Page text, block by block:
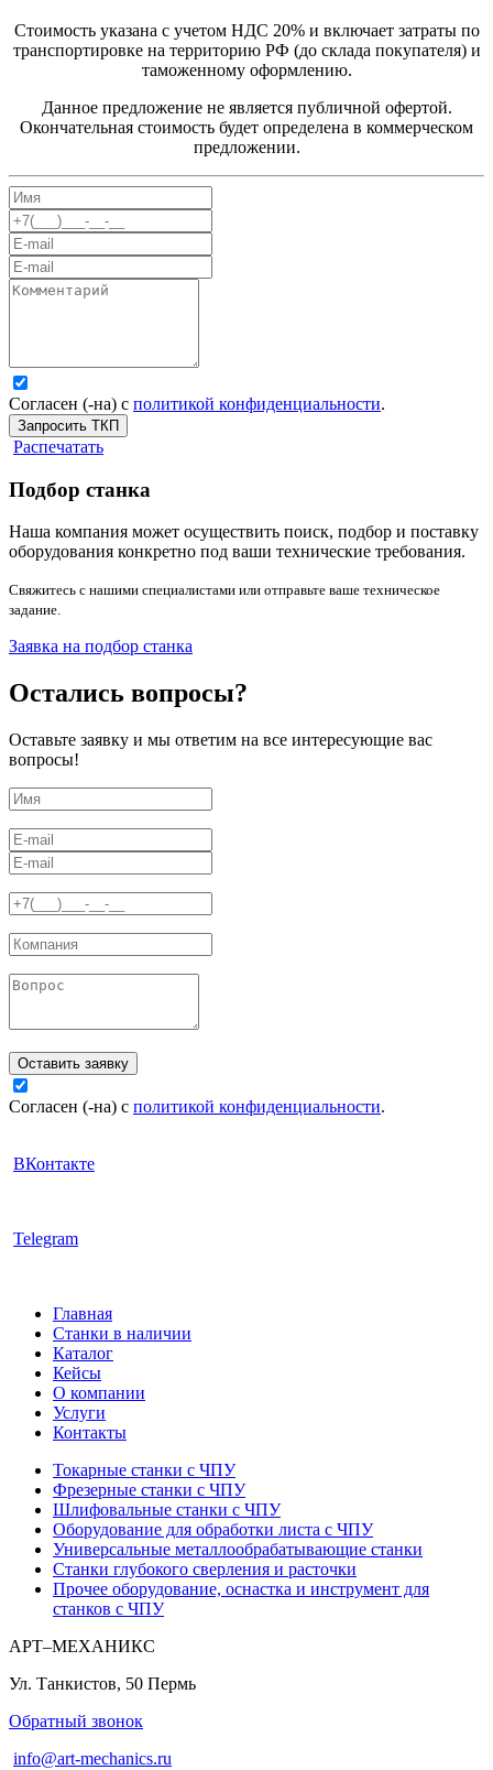
Стоимость указана с учетом НДС 20% и включает затраты по
транспортировке на территорию РФ (до склада покупателя) и
таможенному оформлению.
Данное предложение не является публичной офертой.
Окончательная стоимость будет определена в коммерческом
предложении.
Согласен (-на) с политикой конфиденциальности.
Запросить ТКП
Распечатать
Подбор станка
Наша компания может осуществить поиск, подбор и поставку
оборудования конкретно под ваши технические требования.
Свяжитесь с нашими специалистами или отправьте ваше техническое
задание.
Заявка на подбор станка
Остались вопросы?
Оставьте заявку и мы ответим на все интересующие вас
вопросы!
Оставить заявку
Согласен (-на) с политикой конфиденциальности.
ВКонтакте
Telegram
Главная
Станки в наличии
Каталог
Кейсы
О компании
Услуги
Контакты
Токарные станки с ЧПУ
Фрезерные станки с ЧПУ
Шлифовальные станки с ЧПУ
Оборудование для обработки листа с ЧПУ
Универсальные металлообрабатывающие станки
Станки глубокого сверления и расточки
Прочее оборудование, оснастка и инструмент для
станков с ЧПУ
АРТ–МЕХАНИКС
Ул. Танкистов, 50 Пермь
Обратный звонок
info@art-mechanics.ru